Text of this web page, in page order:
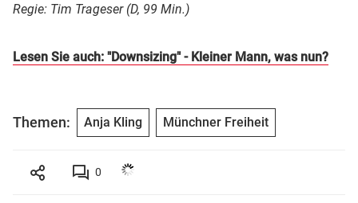
Regie: Tim Trageser (D, 99 Min.)
Lesen Sie auch: "Downsizing" - Kleiner Mann, was nun?
Themen: Anja Kling Münchner Freiheit
0